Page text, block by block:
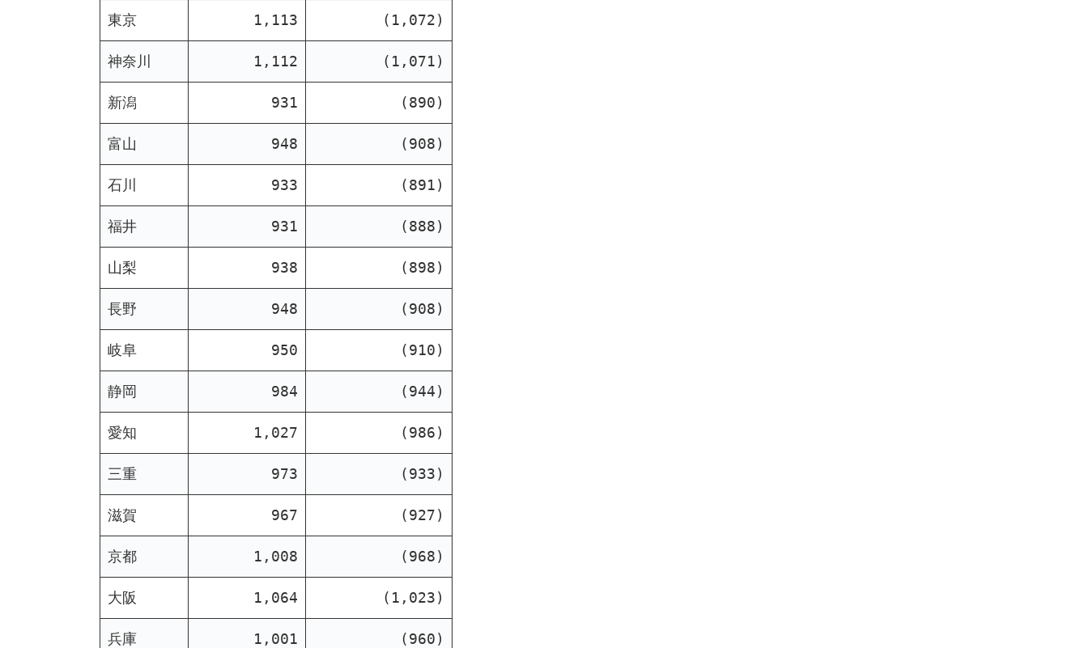
東京 1,113 (1,072)
神奈川 1,112 (1,071)
新潟 931 (890)
富山 948 (908)
石川 933 (891)
福井 931 (888)
山梨 938 (898)
長野 948 (908)
岐阜 950 (910)
静岡 984 (944)
愛知 1,027 (986)
三重 973 (933)
滋賀 967 (927)
京都 1,008 (968)
大阪 1,064 (1,023)
兵庫 1,001 (960)